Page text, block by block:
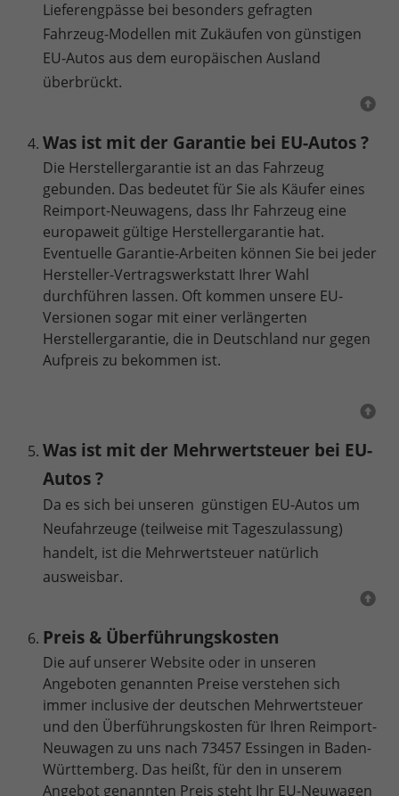
Lieferengpässe bei besonders gefragten
Fahrzeug-Modellen mit Zukäufen von günstigen
EU-Autos aus dem europäischen Ausland
überbrückt.
Was ist mit der Garantie bei EU-Autos ?
Die Herstellergarantie ist an das Fahrzeug
gebunden. Das bedeutet für Sie als Käufer eines
Reimport-Neuwagens, dass Ihr Fahrzeug eine
europaweit gültige Herstellergarantie hat.
Eventuelle Garantie-Arbeiten können Sie bei jeder
Hersteller-Vertragswerkstatt Ihrer Wahl
durchführen lassen. Oft kommen unsere EU-
Versionen sogar mit einer verlängerten
Herstellergarantie, die in Deutschland nur gegen
Aufpreis zu bekommen ist.
Was ist mit der Mehrwertsteuer bei EU-
Autos ?
Da es sich bei unseren günstigen EU-Autos um
Neufahrzeuge (teilweise mit Tageszulassung)
handelt, ist die Mehrwertsteuer natürlich
ausweisbar.
Preis & Überführungskosten
Die auf unserer Website oder in unseren
Angeboten genannten Preise verstehen sich
immer inclusive der deutschen Mehrwertsteuer
und den Überführungskosten für Ihren Reimport-
Neuwagen zu uns nach 73457 Essingen in Baden-
Württemberg. Das heißt, für den in unserem
Angebot genannten Preis steht Ihr EU-Neuwagen